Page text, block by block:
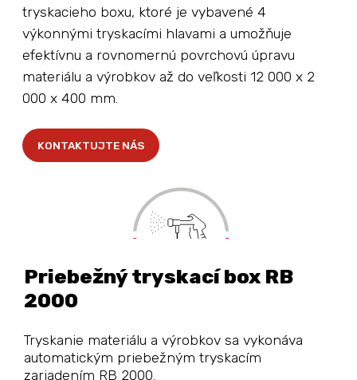
tryskacieho boxu, ktoré je vybavené 4
výkonnými tryskacími hlavami a umožňuje
efektívnu a rovnomernú povrchovú úpravu
materiálu a výrobkov až do veľkosti 12 000 x 2
000 x 400 mm.
KONTAKTUJTE NÁS
Priebežný tryskací box RB
2000
Tryskanie materiálu a výrobkov sa vykonáva
automatickým priebežným tryskacím
zariadením RB 2000.